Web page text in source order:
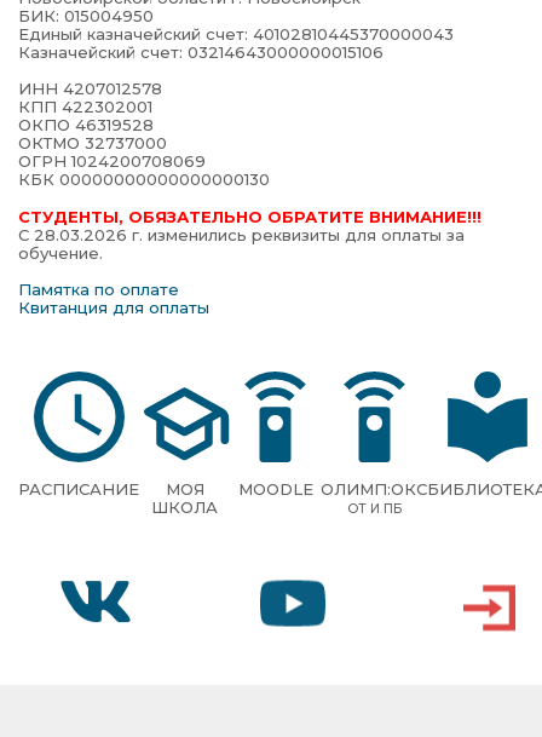
БИК: 015004950
Единый казначейский счет: 40102810445370000043
Казначейский счет: 03214643000000015106
ИНН 4207012578
КПП 422302001
ОКПО 46319528
ОКТМО 32737000
ОГРН 1024200708069
КБК 00000000000000000130
СТУДЕНТЫ, ОБЯЗАТЕЛЬНО ОБРАТИТЕ ВНИМАНИЕ!!!
С 28.03.2026 г. изменились реквизиты для оплаты за
обучение.
Памятка по оплате
Квитанция для оплаты
РАСПИСАНИЕ
МОЯ
ШКОЛА
MOODLE ОЛИМП:ОКС
ОТ И ПБ